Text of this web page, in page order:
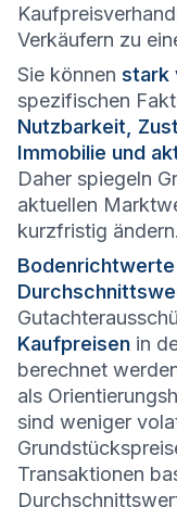
Verkäufern zu
Sie können stark
spezifischen
Nutzbarkeit,
Immobilie und
Daher spiegeln
aktuellen
kurzfristig ändern.
Bodenrichtwerte
Kaufpreisen in
berechnet
als
sind weniger
Transaktionen